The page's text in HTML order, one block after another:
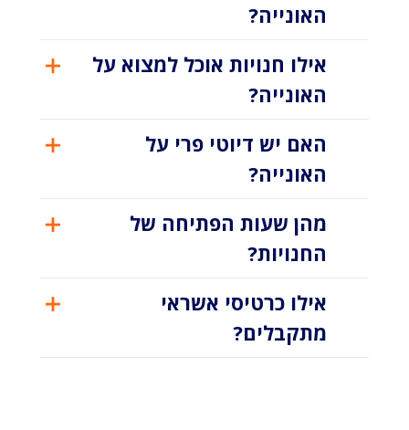
האונייה?
אילו חנויות אוכל למצוא על
האונייה?
האם יש דיוטי פרי על
האונייה?
מהן שעות הפתיחה של
החנויות?
אילו כרטיסי אשראי
מתקבלים?